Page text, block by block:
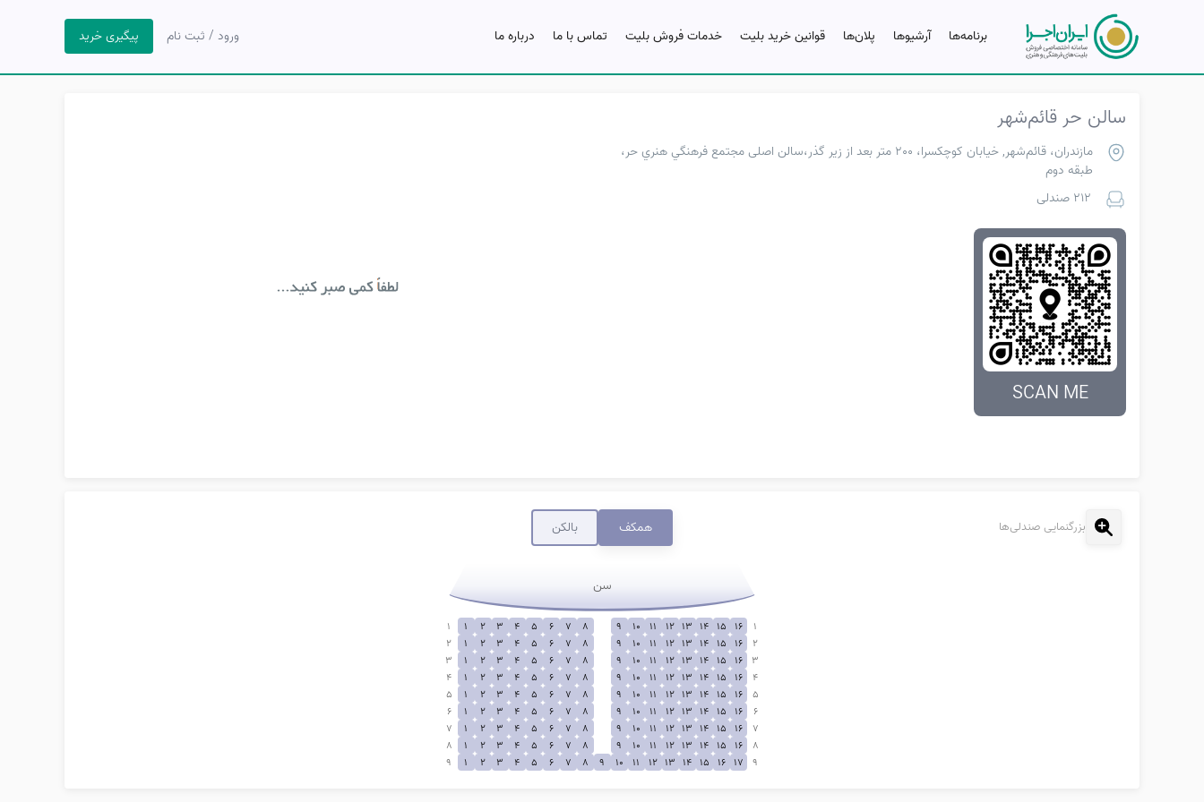
برنامه‌ها آرشیو‌ها پلان‌ها قوانین خرید بلیت خدمات فروش بلیت تماس با ما درباره ما ورود / ثبت نام پیگیری خرید
سالن حر قائم‌شهر
مازندران، قائم‌شهر, خیابان کوچکسرا، 200 متر بعد از زیر گذر،سالن اصلی مجتمع فرهنگي هنري حر،
طبقه دوم
212 صندلی
SCAN ME
بزرگنمایی صندلی‌ها همکف بالکن
سن
1
16
15
14
13
12
11
10
9
8
7
6
5
4
3
2
1
1
2
16
15
14
13
12
11
10
9
8
7
6
5
4
3
2
1
2
3
16
15
14
13
12
11
10
9
8
7
6
5
4
3
2
1
3
4
16
15
14
13
12
11
10
9
8
7
6
5
4
3
2
1
4
5
16
15
14
13
12
11
10
9
8
7
6
5
4
3
2
1
5
6
16
15
14
13
12
11
10
9
8
7
6
5
4
3
2
1
6
7
16
15
14
13
12
11
10
9
8
7
6
5
4
3
2
1
7
8
16
15
14
13
12
11
10
9
8
7
6
5
4
3
2
1
8
9
17
16
15
14
13
12
11
10
9
8
7
6
5
4
3
2
1
9